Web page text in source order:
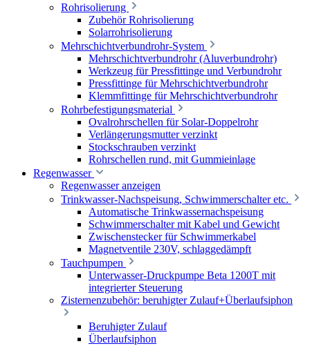
Rohrisolierung
Zubehör Rohrisolierung
Solarrohrisolierung
Mehrschichtverbundrohr-System
Mehrschichtverbundrohr (Aluverbundrohr)
Werkzeug für Pressfittinge und Verbundrohr
Pressfittinge für Mehrschichtverbundrohr
Klemmfittinge für Mehrschichtverbundrohr
Rohrbefestigungsmaterial
Ovalrohrschellen für Solar-Doppelrohr
Verlängerungsmutter verzinkt
Stockschrauben verzinkt
Rohrschellen rund, mit Gummieinlage
Regenwasser
Regenwasser anzeigen
Trinkwasser-Nachspeisung, Schwimmerschalter etc.
Automatische Trinkwassernachspeisung
Schwimmerschalter mit Kabel und Gewicht
Zwischenstecker für Schwimmerkabel
Magnetventile 230V, schlaggedämpft
Tauchpumpen
Unterwasser-Druckpumpe Beta 1200T mit
integrierter Steuerung
Zisternenzubehör: beruhigter Zulauf+Überlaufsiphon
Beruhigter Zulauf
Überlaufsiphon